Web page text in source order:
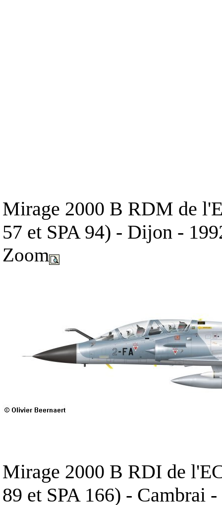
Mirage 2000 B RDM de
57 et SPA 94) - Dijon -
Zoom
Mirage 2000 B RDI de
89 et SPA 166) - Cambrai